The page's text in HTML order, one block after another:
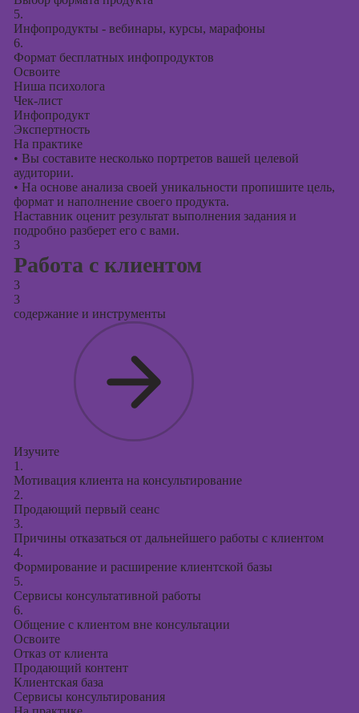
5.
Инфопродукты - вебинары, курсы, марафоны
6.
Формат бесплатных инфопродуктов
Освоите
Ниша психолога
Чек-лист
Инфопродукт
Экспертность
На практике
• Вы составите несколько портретов вашей целевой
аудитории.
• На основе анализа своей уникальности пропишите цель,
формат и наполнение своего продукта.
Наставник оценит результат выполнения задания и
подробно разберет его с вами.
3
Работа с клиентом
3
3
содержание и инструменты
Изучите
1.
Мотивация клиента на консультирование
2.
Продающий первый сеанс
3.
Причины отказаться от дальнейшего работы с клиентом
4.
Формирование и расширение клиентской базы
5.
Сервисы консультативной работы
6.
Общение с клиентом вне консультации
Освоите
Отказ от клиента
Продающий контент
Клиентская база
Сервисы консультирования